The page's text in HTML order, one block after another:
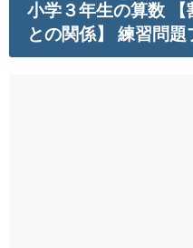
小学３年生の算数
との関係】 練習問題